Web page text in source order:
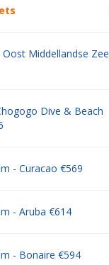
Oost Middellandse Zee
Dive & Beach
- Curacao €569
- Aruba €614
- Bonaire €594